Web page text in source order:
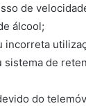
de
álcool;
incorreta
sistema de
do